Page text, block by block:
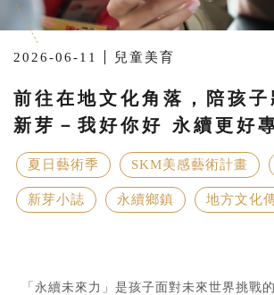
2026-06-11 兒童美育
前往在地文化角落，陪孩子
新芽－我好你好 永續更好
夏日藝術季 SKM美感藝術計畫
新芽小誌 永續鄉鎮 地方文化
「永續未來力」是孩子面對未來世界挑戰